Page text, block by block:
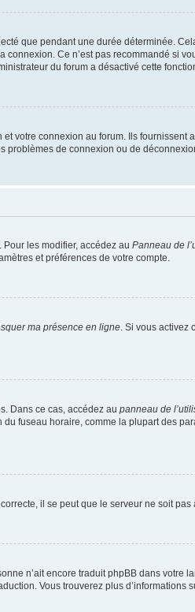
que pendant une durée déterminée.
connexion. Ce n’est pas recommandé si
du forum a désactivé cette
votre connexion au forum. Ils
de connexion ou de
les modifier, accédez au Panneau de
et préférences de votre compte.
ma présence en ligne . Si vous
Dans ce cas, accédez au panneau de
fuseau horaire, comme la plupart des
il se peut que le serveur ne soit
n’ait encore traduit phpBB dans votre
Vous trouverez plus d’informations